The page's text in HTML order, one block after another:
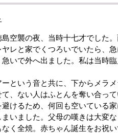
空襲の夜、当時十七才でした
レと家でくつろいでいたら、
いで外へ出ました。私は当時
という音と共に、下からメラ
、ない人はふとんを奪い合っ
けるため、何回も空いている
いました。父母の嘆きは大変な
く全焼。赤ちゃん誕生をお祝